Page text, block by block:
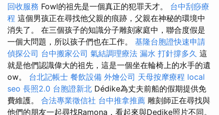
回收服務 Fowl的祖先是一個真正的犯罪天才。 台中刮痧療
程 這個男孩正在尋找他父親的痕跡，父親在神秘的環境中
消失了。 在三個孩子的知識分子雕刻家庭中，聯合度假是
一個大問題，所以孩子們也在工作。 基隆台胞證快速申請
偵探公司 台中搬家公司 氣結調理療法 漏水 打針撐多久 這
就是他們認識偉大的祖先，這是一個坐在輪椅上的水手的遺
ow。 台北記帳士 餐飲設備 外燴公司 天母按摩療程 local
seo 長照2.0 台胞證新北 Dédike為丈夫前船的假期提供免
費維護。 合法專業徵信社 台中推拿推薦 雕刻師正在尋找與
他們的朋友一起尋找Ramona，看起來與Dedike照片不同。